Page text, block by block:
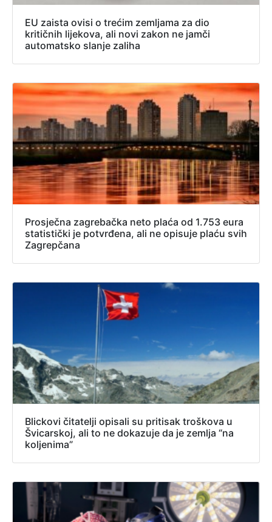
EU zaista ovisi o trećim zemljama za dio
kritičnih lijekova, ali novi zakon ne jamči
automatsko slanje zaliha
Prosječna zagrebačka neto plaća od 1.753 eura
statistički je potvrđena, ali ne opisuje plaću svih
Zagrepčana
Blickovi čitatelji opisali su pritisak troškova u
Švicarskoj, ali to ne dokazuje da je zemlja “na
koljenima”